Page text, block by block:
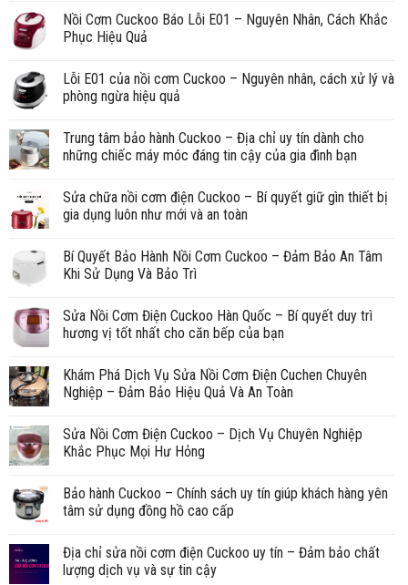
Nồi Cơm Cuckoo Báo Lỗi E01 – Nguyên Nhân, Cách Khắc
Phục Hiệu Quả
Lỗi E01 của nồi cơm Cuckoo – Nguyên nhân, cách xử lý và
phòng ngừa hiệu quả
Trung tâm bảo hành Cuckoo – Địa chỉ uy tín dành cho
những chiếc máy móc đáng tin cậy của gia đình bạn
Sửa chữa nồi cơm điện Cuckoo – Bí quyết giữ gìn thiết bị
gia dụng luôn như mới và an toàn
Bí Quyết Bảo Hành Nồi Cơm Cuckoo – Đảm Bảo An Tâm
Khi Sử Dụng Và Bảo Trì
Sửa Nồi Cơm Điện Cuckoo Hàn Quốc – Bí quyết duy trì
hương vị tốt nhất cho căn bếp của bạn
Khám Phá Dịch Vụ Sửa Nồi Cơm Điện Cuchen Chuyên
Nghiệp – Đảm Bảo Hiệu Quả Và An Toàn
Sửa Nồi Cơm Điện Cuckoo – Dịch Vụ Chuyên Nghiệp
Khắc Phục Mọi Hư Hỏng
Bảo hành Cuckoo – Chính sách uy tín giúp khách hàng yên
tâm sử dụng đồng hồ cao cấp
Địa chỉ sửa nồi cơm điện Cuckoo uy tín – Đảm bảo chất
lượng dịch vụ và sự tin cậy